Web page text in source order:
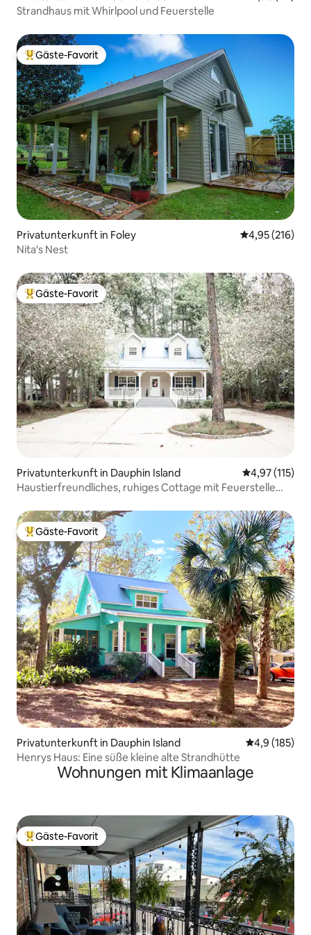
Strandhaus mit Whirlpool und Feuerstelle
Beliebter Gäste-Favorit.
Gäste-Favorit
Privatunterkunft in Foley
4,95 (216)
Nita's Nest
Beliebter Gäste-Favorit.
Gäste-Favorit
Privatunterkunft in Dauphin Island
4,97 (115)
Haustierfreundliches, ruhiges Cottage mit Feuerstelle
Beliebter Gäste-Favorit.
Gäste-Favorit
Privatunterkunft in Dauphin Island
4,9 (185)
Henrys Haus: Eine süße kleine alte Strandhütte
Wohnungen mit Klimaanlage
Beliebter Gäste-Favorit.
Gäste-Favorit